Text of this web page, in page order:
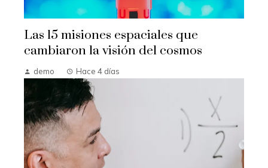
Las 15 misiones espaciales que
cambiaron la visión del cosmos
demo Hace 4 días